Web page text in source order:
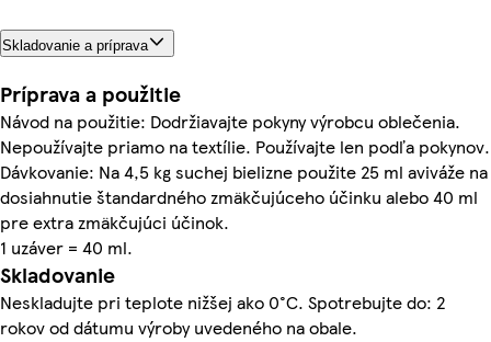
Skladovanie a príprava
Príprava a použitie
Návod na použitie: Dodržiavajte pokyny výrobcu oblečenia.
Nepoužívajte priamo na textílie. Používajte len podľa pokynov.
Dávkovanie: Na 4,5 kg suchej bielizne použite 25 ml aviváže na
dosiahnutie štandardného zmäkčujúceho účinku alebo 40 ml
pre extra zmäkčujúci účinok.
1 uzáver = 40 ml.
Skladovanie
Neskladujte pri teplote nižšej ako 0°C. Spotrebujte do: 2
rokov od dátumu výroby uvedeného na obale.